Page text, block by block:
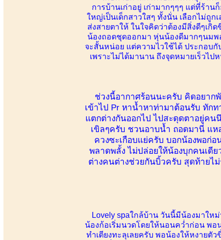
การบ้านเก่าอยู่ เก่ามากๆๆๆ แต่ที่ร้า
ใหญ่เป็นเด็กสาวใสๆ ทั้งนั่น เลือกไม่ถู
ส่งสายตาให้ ในใจคิดว่าต้องมีสิ่งดีๆเ
น้องถอดชุดออกมา หุ่นน้องดีมากๆนมพ
จะสั้นหน่อย แต่ความไวใช้ได้ ประกอบ
เพราะไม่ได้มานาน ถึงจุดหมายเร็วไ
ช่วงนี้อากาศร้อนนะครับ คิดอยากพั
เข้าไป Pr หาน้ำหาท่ามาต้อนรับ ทักท
แตกต่างกันออกไป ไปสะดุดตาอยู่คน
เขิลๆครับ ชวนอาบน้ำ ถอดมานี่ แ
ควงซะเกือบแย่ครับ บอกน้องพอก่อ
พลาดพลั้ง ไม่ปล่อยให้น้องบุกคนเดี
ต่างคนต่างช่วยกันบิ้วครับ สุดท้ายไ
Lovely spaใกล้บ้าน วันนี้มีน้องมาให
น้องก้อเริ่มนวดโดยให้นอนคว่ำก่อน พ
ทำเตียงทะลุเลยครับ พอน้องให้หงายตั